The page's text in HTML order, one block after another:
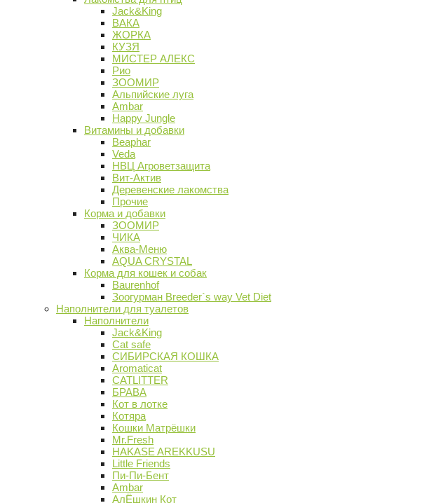
Jack&King
ВАКА
ЖОРКА
КУЗЯ
МИСТЕР АЛЕКС
Рио
ЗООМИР
Альпийские луга
Ambar
Happy Jungle
Витамины и добавки
Beaphar
Veda
НВЦ Агроветзащита
Вит-Актив
Деревенские лакомства
Прочие
Корма и добавки
ЗООМИР
ЧИКА
Аква-Меню
AQUA CRYSTAL
Корма для кошек и собак
Baurenhof
Зоогурман Breeder`s way Vet Diet
Наполнители для туалетов
Наполнители
Jack&King
Cat safe
СИБИРСКАЯ КОШКА
Aromaticat
CATLITTER
БРАВА
Кот в лотке
Котяра
Кошки Матрёшки
Mr.Fresh
HAKASE AREKKUSU
Little Friends
Пи-Пи-Бент
Ambar
АлЁшкин Кот